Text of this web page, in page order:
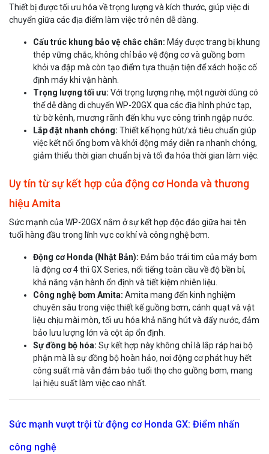
Thiết bị được tối ưu hóa về trọng lượng và kích thước, giúp việc di
chuyển giữa các địa điểm làm việc trở nên dễ dàng.
Cấu trúc khung bảo vệ chắc chắn: Máy được trang bị khung
thép vững chắc, không chỉ bảo vệ động cơ và guồng bơm
khỏi va đập mà còn tạo điểm tựa thuận tiện để xách hoặc cố
định máy khi vận hành.
Trọng lượng tối ưu: Với trọng lượng nhẹ, một người dùng có
thể dễ dàng di chuyển WP-20GX qua các địa hình phức tạp,
từ bờ kênh, mương rãnh đến khu vực công trình ngập nước.
Lắp đặt nhanh chóng: Thiết kế họng hút/xả tiêu chuẩn giúp
việc kết nối ống bơm và khởi động máy diễn ra nhanh chóng,
giảm thiểu thời gian chuẩn bị và tối đa hóa thời gian làm việc.
Uy tín từ sự kết hợp của động cơ Honda và thương
hiệu Amita
Sức mạnh của WP-20GX nằm ở sự kết hợp độc đáo giữa hai tên
tuổi hàng đầu trong lĩnh vực cơ khí và công nghệ bơm.
Động cơ Honda (Nhật Bản): Đảm bảo trái tim của máy bơm
là động cơ 4 thì GX Series, nổi tiếng toàn cầu về độ bền bỉ,
khả năng vận hành ổn định và tiết kiệm nhiên liệu.
Công nghệ bơm Amita: Amita mang đến kinh nghiệm
chuyên sâu trong việc thiết kế guồng bơm, cánh quạt và vật
liệu chịu mài mòn, tối ưu hóa khả năng hút và đẩy nước, đảm
bảo lưu lượng lớn và cột áp ổn định.
Sự đồng bộ hóa: Sự kết hợp này không chỉ là lắp ráp hai bộ
phận mà là sự đồng bộ hoàn hảo, nơi động cơ phát huy hết
công suất mà vẫn đảm bảo tuổi thọ cho guồng bơm, mang
lại hiệu suất làm việc cao nhất.
Sức mạnh vượt trội từ động cơ Honda GX: Điểm nhấn
công nghệ